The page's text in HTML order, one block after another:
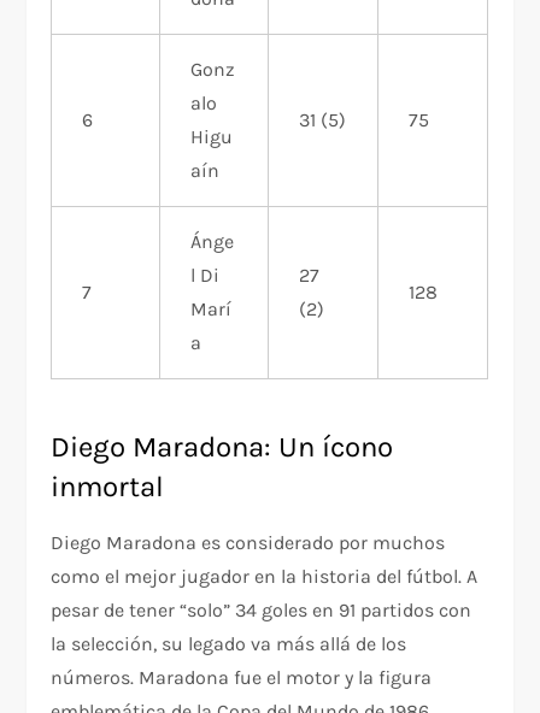
6
Gonz
alo
Higu
aín
31 (5) 75
7
Ánge
l Di
Marí
a
27
(2)
128
Diego Maradona: Un ícono
inmortal
Diego Maradona es considerado por muchos
como el mejor jugador en la historia del fútbol. A
pesar de tener “solo” 34 goles en 91 partidos con
la selección, su legado va más allá de los
números. Maradona fue el motor y la figura